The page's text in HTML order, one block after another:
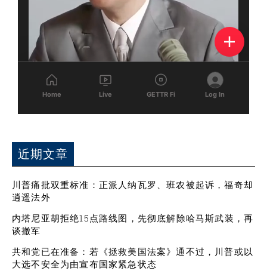
近期文章
川普痛批双重标准：正派人纳瓦罗、班农被起诉，福奇却
逍遥法外
内塔尼亚胡拒绝15点路线图，先彻底解除哈马斯武装，再
谈撤军
共和党已在准备：若《拯救美国法案》通不过，川普或以
大选不安全为由宣布国家紧急状态